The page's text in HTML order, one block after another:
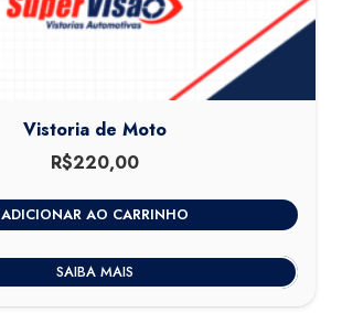
Vistoria de Moto
R$220,00
ADICIONAR AO CARRINHO
SAIBA MAIS